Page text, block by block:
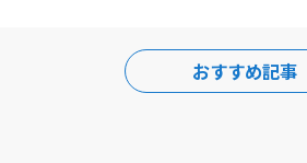
おすすめ記事